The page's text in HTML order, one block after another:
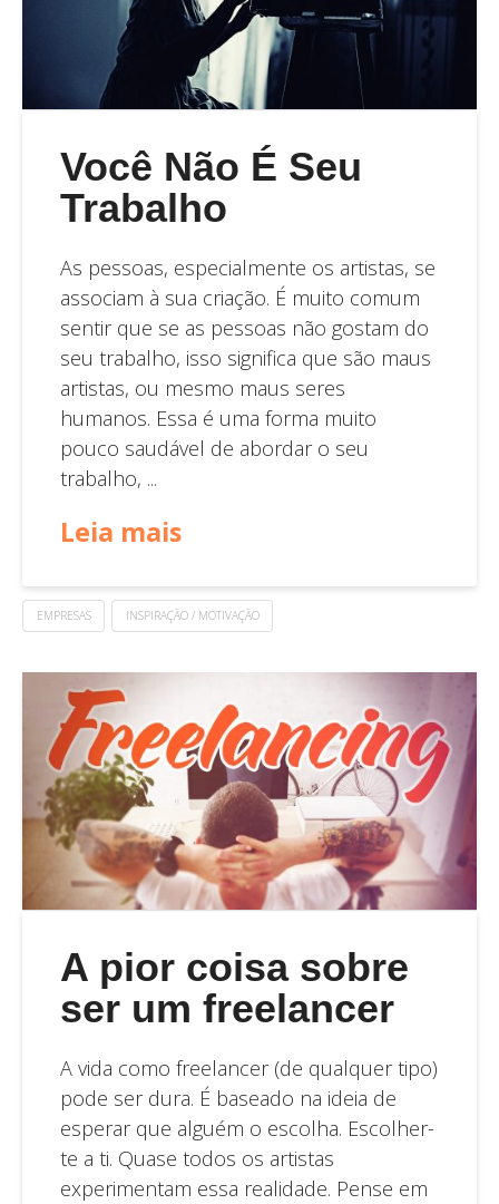
Você Não É Seu
Trabalho
As pessoas, especialmente os artistas, se
associam à sua criação. É muito comum
sentir que se as pessoas não gostam do
seu trabalho, isso significa que são maus
artistas, ou mesmo maus seres
humanos. Essa é uma forma muito
pouco saudável de abordar o seu
trabalho, ...
Leia mais
EMPRESAS INSPIRAÇÃO / MOTIVAÇÃO
A pior coisa sobre
ser um freelancer
A vida como freelancer (de qualquer tipo)
pode ser dura. É baseado na ideia de
esperar que alguém o escolha. Escolher-
te a ti. Quase todos os artistas
experimentam essa realidade. Pense em